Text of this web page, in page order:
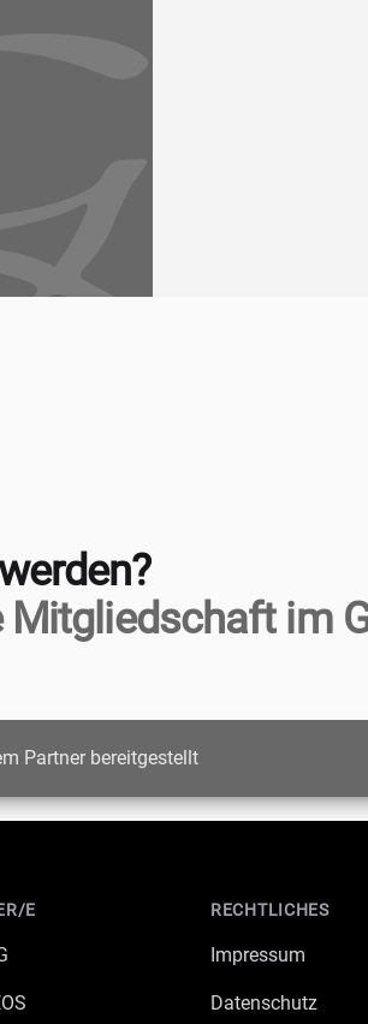
im
Partner bereitgestellt
E RECHTLICHES
Impressum
Datenschutz